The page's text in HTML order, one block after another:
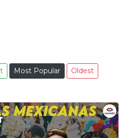
Most Popular Oldest